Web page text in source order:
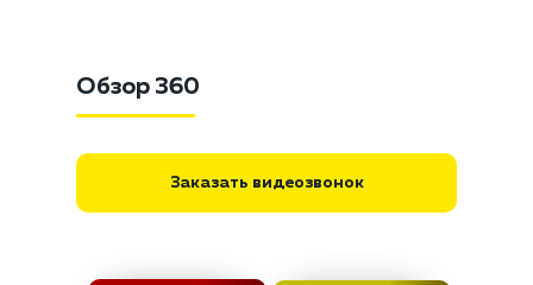
Обзор 360
Заказать видеозвонок